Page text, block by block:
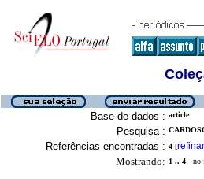
Base de dados : article
Pesquisa :
Referências encontradas : 4 [refinar
Mostrando: 1 .. 4 no